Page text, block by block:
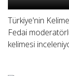
Türkiye'nin
Fedai
kelimesi